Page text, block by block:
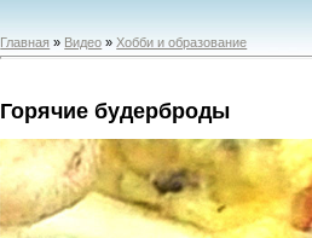
Главная » Видео »Хобби и образование
Горячие будерброды